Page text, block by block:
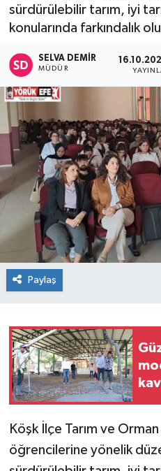
sürdürülebilir tarım, iyi
konularında farkındalık
SELVA DEMIR
MÜDÜR
Paylaş
Köşk İlçe Tarım ve
öğrencilerine yönelik